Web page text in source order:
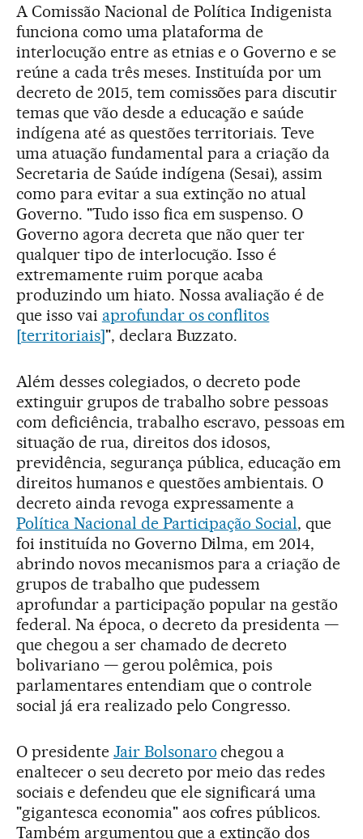
A Comissão Nacional de Política Indigenista
funciona como uma plataforma de
interlocução entre as etnias e o Governo e se
reúne a cada três meses. Instituída por um
decreto de 2015, tem comissões para discutir
temas que vão desde a educação e saúde
indígena até as questões territoriais. Teve
uma atuação fundamental para a criação da
Secretaria de Saúde indígena (Sesai), assim
como para evitar a sua extinção no atual
Governo. "Tudo isso fica em suspenso. O
Governo agora decreta que não quer ter
qualquer tipo de interlocução. Isso é
extremamente ruim porque acaba
produzindo um hiato. Nossa avaliação é de
que isso vai aprofundar os conflitos
[territoriais]", declara Buzzato.
Além desses colegiados, o decreto pode
extinguir grupos de trabalho sobre pessoas
com deficiência, trabalho escravo, pessoas em
situação de rua, direitos dos idosos,
previdência, segurança pública, educação em
direitos humanos e questões ambientais. O
decreto ainda revoga expressamente a
Política Nacional de Participação Social, que
foi instituída no Governo Dilma, em 2014,
abrindo novos mecanismos para a criação de
grupos de trabalho que pudessem
aprofundar a participação popular na gestão
federal. Na época, o decreto da presidenta —
que chegou a ser chamado de decreto
bolivariano — gerou polêmica, pois
parlamentares entendiam que o controle
social já era realizado pelo Congresso.
O presidente Jair Bolsonaro chegou a
enaltecer o seu decreto por meio das redes
sociais e defendeu que ele significará uma
"gigantesca economia" aos cofres públicos.
Também argumentou que a extinção dos